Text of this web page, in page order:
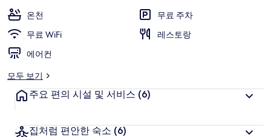
온천
무료 주차
무료 WiFi
레스토랑
에어컨
모두 보기
주요 편의 시설 및 서비스 (6)
집처럼 편안한 숙소 (6)